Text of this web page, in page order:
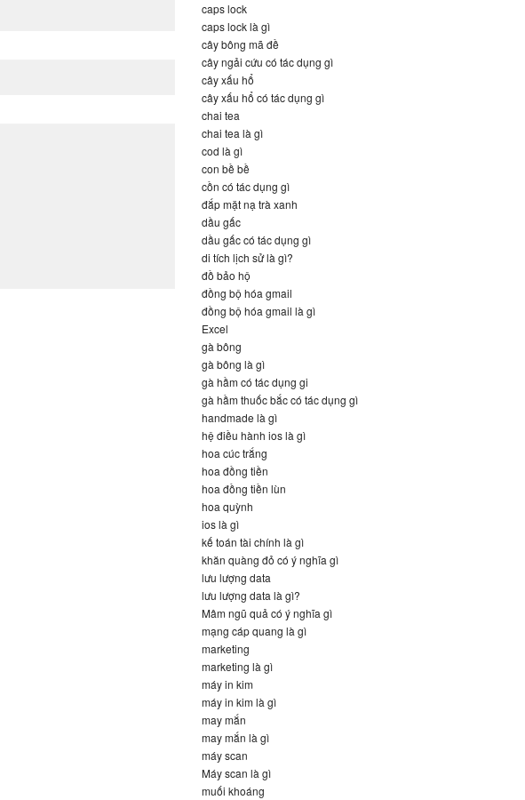
caps lock
caps lock là gì
cây bông mã đề
cây ngải cứu có tác dụng gì
cây xấu hổ
cây xấu hổ có tác dụng gì
chai tea
chai tea là gì
cod là gì
con bề bề
cồn có tác dụng gì
đắp mặt nạ trà xanh
dầu gấc
dầu gấc có tác dụng gì
di tích lịch sử là gì?
đồ bảo hộ
đồng bộ hóa gmail
đồng bộ hóa gmail là gì
Excel
gà bông
gà bông là gì
gà hầm có tác dụng gi
gà hầm thuốc bắc có tác dụng gì
handmade là gì
hệ điều hành ios là gì
hoa cúc trắng
hoa đồng tiền
hoa đồng tiền lùn
hoa quỳnh
ios là gì
kế toán tài chính là gì
khăn quàng đỏ có ý nghĩa gì
lưu lượng data
lưu lượng data là gì?
Mâm ngũ quả có ý nghĩa gì
mạng cáp quang là gì
marketing
marketing là gì
máy in kim
máy in kim là gì
may mắn
may mắn là gì
máy scan
Máy scan là gì
muối khoáng